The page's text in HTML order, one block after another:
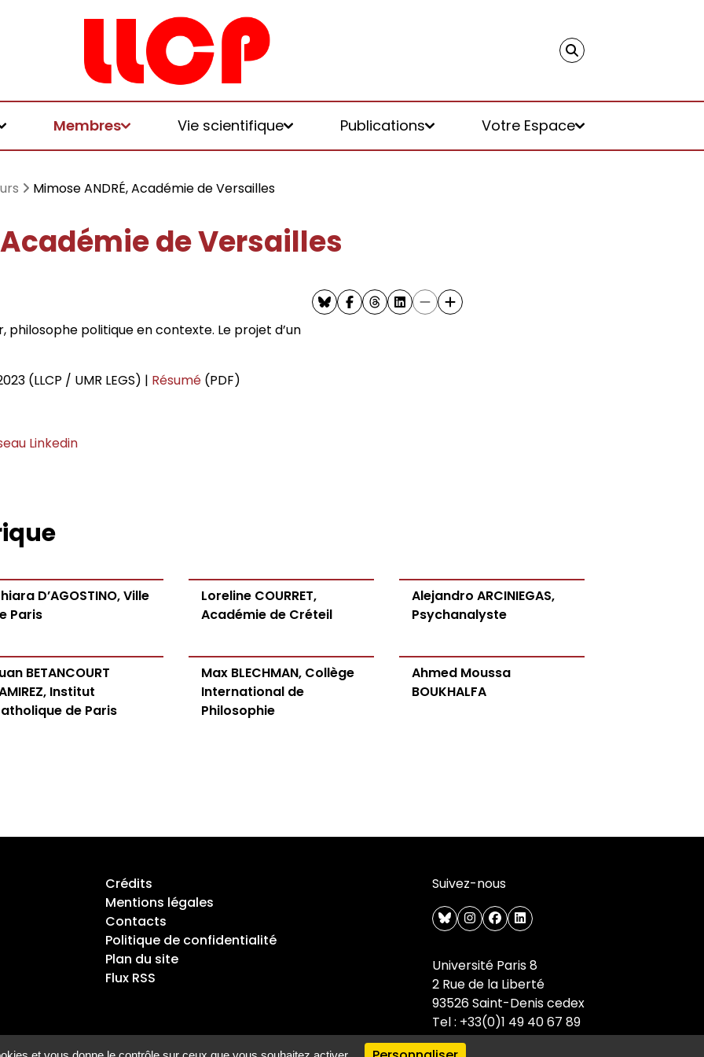
Membres Vie scientifique Publications Votre Espace
logiques de
écologies, politiques
philosophiques
contemporaine de
programmes
honoraires
Mimose ANDRÉ, Académie de Versailles
Académie de Versailles
philosophe politique en contexte. Le projet d’un
(LLCP / UMR LEGS) | Résumé (PDF)
Linkedin
D’AGOSTINO, Ville
Paris
Loreline COURRET,
Académie de Créteil
Alejandro ARCINIEGAS,
Psychanalyste
BETANCOURT
Institut
de Paris
Max BLECHMAN, Collège
International de
Philosophie
Ahmed Moussa
BOUKHALFA
Crédits
Mentions légales
Contacts
Politique de confidentialité
Plan du site
Flux RSS
Suivez-nous
blueskyinstagram
facebook
linkedin
Université Paris 8
2 Rue de la Liberté
93526 Saint-Denis cedex
Tel : +33(0)1 49 40 67 89